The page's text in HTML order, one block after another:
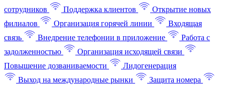
сотрудников
Поддержка клиентов
Открытие новых
филиалов
Организация горячей линии
Входящая
связь
Внедрение телефонии в приложение
Работа с
задолженностью
Организация исходящей связи
Повышение дозваниваемости
Лидогенерация
Выход на международные рынки
Защита номера